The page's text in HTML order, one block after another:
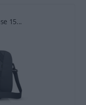
15...